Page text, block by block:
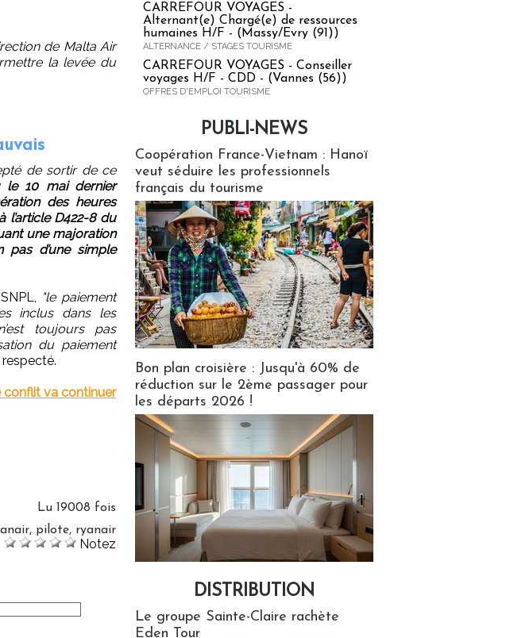
de Malta Air
la levée du
de sortir de ce
le 10 mai dernier
des heures
D422-8 du
une majoration
d’une simple
"le paiement
inclus dans les
toujours pas
du paiement
conflit va continuer
Lu 19008 fois
, pilote, ryanair
Notez
CARREFOUR VOYAGES -
Alternant(e) Chargé(e) de ressources
humaines H/F - (Massy/Evry (91))
ALTERNANCE / STAGES TOURISME
CARREFOUR VOYAGES - Conseiller
voyages H/F - CDD - (Vannes (56))
OFFRES D'EMPLOI TOURISME
PUBLI-NEWS
Coopération France-Vietnam : Hanoï
veut séduire les professionnels
français du tourisme
Bon plan croisière : Jusqu'à 60% de
réduction sur le 2ème passager pour
les départs 2026 !
DISTRIBUTION
Le groupe Sainte-Claire rachète
Eden Tour